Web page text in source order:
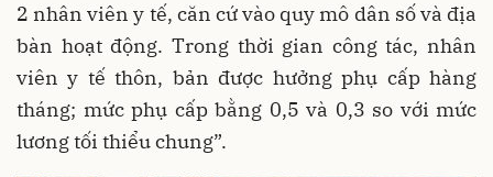
2 nhân viên y tế, căn cứ vào quy mô dân số và địa
bàn hoạt động. Trong thời gian công tác, nhân
viên y tế thôn, bản được hưởng phụ cấp hàng
tháng; mức phụ cấp bằng 0,5 và 0,3 so với mức
lương tối thiểu chung”.